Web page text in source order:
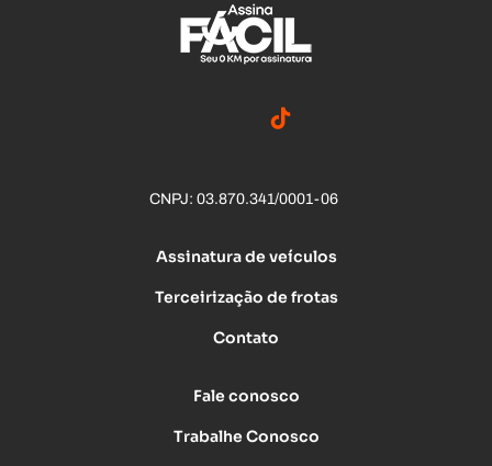
CNPJ: 03.870.341/0001-06
Assinatura de veículos
Terceirização de frotas
Contato
Fale conosco
Trabalhe Conosco